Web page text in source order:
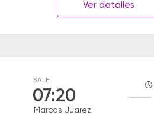
Ver detalles
SALE
07:20
Marcos Juarez